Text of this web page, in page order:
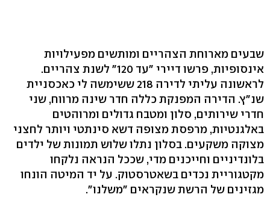
שבעים מארוחת הצהריים ומותשים מפעילויות
אינסופיות, פרשו דיירי "עד 120" לשנת צהריים.
לראשונה עליתי לדירה 218 ששימשה לי כאכסניית
שנ"ץ. הדירה המפנקת כללה חדר שינה מרווח, שני
חדרי שירותים, סלון ומטבח גדולים ומרוהטים
באלגנטיות, מרפסת מצופה דשא סינתטי ויותר לחצני
מצוקה משקעים. בסלון נתלו שלוש תמונות של ילדים
בלונדיניים וחייכנים מדי, שככל הנראה נלקחו
מקטגוריית נכדים בשאטרסטוק. על יד המיטה הונחו
מגזינים של הרשת שנקראים "משלנו".